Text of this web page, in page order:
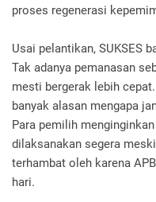
proses regenerasi
Usai pelantikan, SUKSES
Tak adanya pemanasan
mesti bergerak lebih
banyak alasan mengapa
Para pemilih
dilaksanakan segera
terhambat oleh karena
hari.